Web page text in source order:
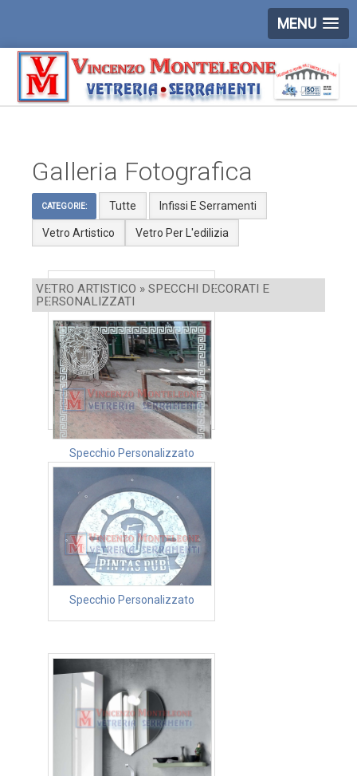
MENU
Galleria Fotografica
CATEGORIE: Tutte Infissi E Serramenti
Vetro Artistico Vetro Per L'edilizia
VETRO ARTISTICO » SPECCHI DECORATI E
PERSONALIZZATI
Specchio Personalizzato
Specchio Personalizzato